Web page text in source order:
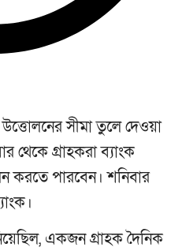
সীমা তুলে দেওয়া
থেকে গ্রাহকরা ব্যাংক
করতে পারবেন। শনিবার
একজন গ্রাহক দৈনিক